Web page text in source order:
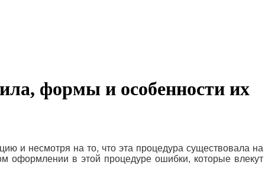
формы и особенности их
и несмотря на то, что эта процедура существовала на
оформлении в этой процедуре ошибки, которые влекут